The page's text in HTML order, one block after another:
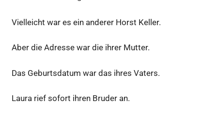
Vielleicht war es ein anderer Horst Keller.
Aber die Adresse war die ihrer Mutter.
Das Geburtsdatum war das ihres Vaters.
Laura rief sofort ihren Bruder an.